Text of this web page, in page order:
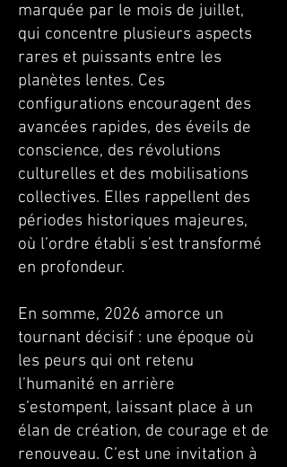
marquée par le mois de juillet,
qui concentre plusieurs aspects
rares et puissants entre les
planètes lentes. Ces
configurations encouragent des
avancées rapides, des éveils de
conscience, des révolutions
culturelles et des mobilisations
collectives. Elles rappellent des
périodes historiques majeures,
où l’ordre établi s’est transformé
en profondeur.
En somme, 2026 amorce un
tournant décisif : une époque où
les peurs qui ont retenu
l’humanité en arrière
s’estompent, laissant place à un
élan de création, de courage et de
renouveau. C’est une invitation à